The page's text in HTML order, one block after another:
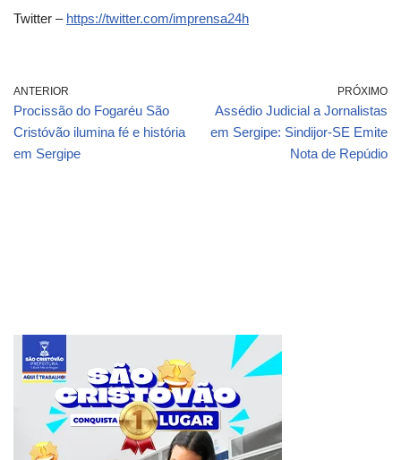
Twitter – https://twitter.com/imprensa24h
ANTERIOR
Procissão do Fogaréu São
Cristóvão ilumina fé e história
em Sergipe
PRÓXIMO
Assédio Judicial a Jornalistas
em Sergipe: Sindijor-SE Emite
Nota de Repúdio